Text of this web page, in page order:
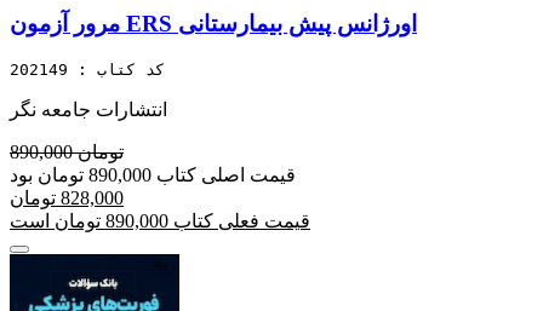
مرور آزمون ERS اورژانس پیش بیمارستانی
کد کتاب : 202149
انتشارات جامعه نگر
890,000 تومان
قیمت اصلی کتاب 890,000 تومان بود
828,000 تومان
قیمت فعلی کتاب 890,000 تومان است